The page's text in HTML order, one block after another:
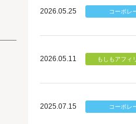
2026.05.25
2026.05.11
2025.07.15